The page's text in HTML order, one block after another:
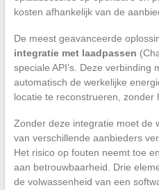
kosten afhankelijk van de
De meest geavanceerde
integratie met laadpassen
speciale API’s. Deze verbinding
automatisch de werkelijke
locatie te reconstrueren, zonder
Zonder deze integratie moet de
van verschillende aanbieders
Het risico op fouten neemt toe
aan betrouwbaarheid. Drie
de volwassenheid van een